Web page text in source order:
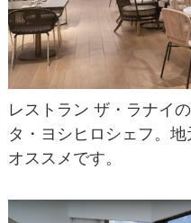
レストラン ザ・ラナイ
タ・ヨシヒロシェフ。
オススメです。